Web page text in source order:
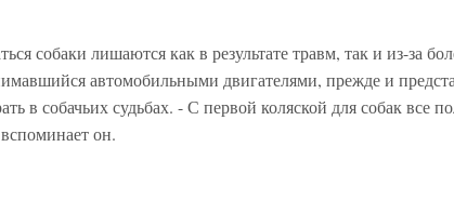
собаки лишаются как в результате травм, так и из-за
автомобильными двигателями, прежде и
в собачьих судьбах. - С первой коляской для собак все
он.